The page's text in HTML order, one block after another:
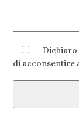
Dichiaro
di acconsentire